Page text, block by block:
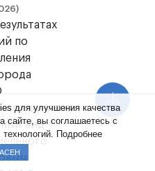
по
на
вид
для улучшения качества
сайте, вы соглашаетесь с
Подробнее